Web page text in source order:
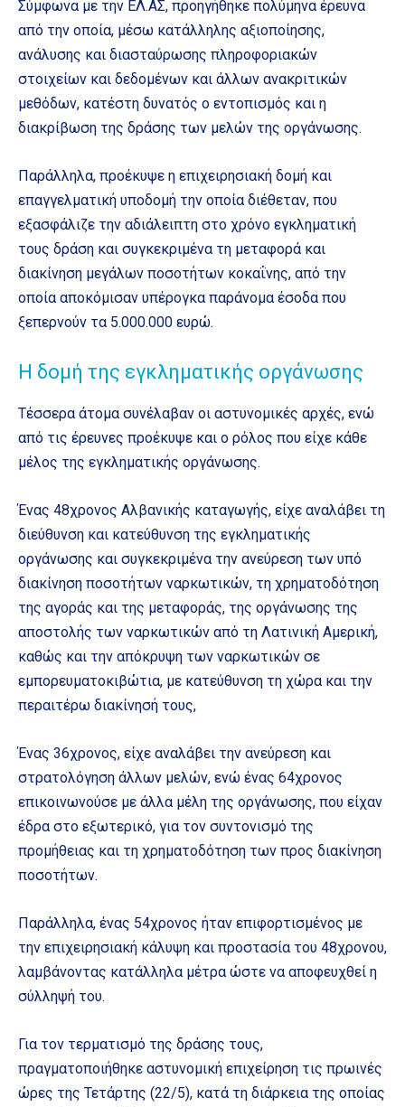
Σύμφωνα με την ΕΛ.ΑΣ, προηγήθηκε πολύμηνα έρευνα
από την οποία, μέσω κατάλληλης αξιοποίησης,
ανάλυσης και διασταύρωσης πληροφοριακών
στοιχείων και δεδομένων και άλλων ανακριτικών
μεθόδων, κατέστη δυνατός ο εντοπισμός και η
διακρίβωση της δράσης των μελών της οργάνωσης.
Παράλληλα, προέκυψε η επιχειρησιακή δομή και
επαγγελματική υποδομή την οποία διέθεταν, που
εξασφάλιζε την αδιάλειπτη στο χρόνο εγκληματική
τους δράση και συγκεκριμένα τη μεταφορά και
διακίνηση μεγάλων ποσοτήτων κοκαΐνης, από την
οποία αποκόμισαν υπέρογκα παράνομα έσοδα που
ξεπερνούν τα 5.000.000 ευρώ.
Η δομή της εγκληματικής οργάνωσης
Τέσσερα άτομα συνέλαβαν οι αστυνομικές αρχές, ενώ
από τις έρευνες προέκυψε και ο ρόλος που είχε κάθε
μέλος της εγκληματικής οργάνωσης.
Ένας 48χρονος Αλβανικής καταγωγής, είχε αναλάβει τη
διεύθυνση και κατεύθυνση της εγκληματικής
οργάνωσης και συγκεκριμένα την ανεύρεση των υπό
διακίνηση ποσοτήτων ναρκωτικών, τη χρηματοδότηση
της αγοράς και της μεταφοράς, της οργάνωσης της
αποστολής των ναρκωτικών από τη Λατινική Αμερική,
καθώς και την απόκρυψη των ναρκωτικών σε
εμπορευματοκιβώτια, με κατεύθυνση τη χώρα και την
περαιτέρω διακίνησή τους,
Ένας 36χρονος, είχε αναλάβει την ανεύρεση και
στρατολόγηση άλλων μελών, ενώ ένας 64χρονος
επικοινωνούσε με άλλα μέλη της οργάνωσης, που είχαν
έδρα στο εξωτερικό, για τον συντονισμό της
προμήθειας και τη χρηματοδότηση των προς διακίνηση
ποσοτήτων.
Παράλληλα, ένας 54χρονος ήταν επιφορτισμένος με
την επιχειρησιακή κάλυψη και προστασία του 48χρονου,
λαμβάνοντας κατάλληλα μέτρα ώστε να αποφευχθεί η
σύλληψή του.
Για τον τερματισμό της δράσης τους,
πραγματοποιήθηκε αστυνομική επιχείρηση τις πρωινές
ώρες της Τετάρτης (22/5), κατά τη διάρκεια της οποίας